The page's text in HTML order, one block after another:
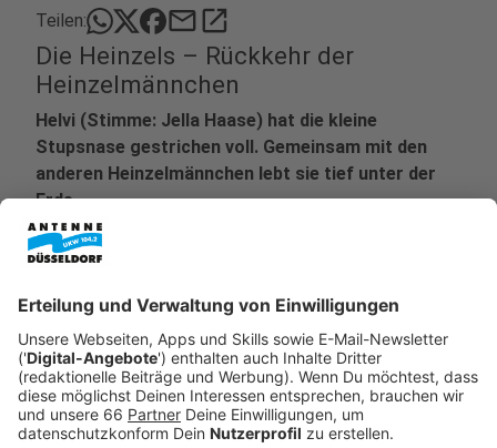
Teilen: mailopen_in_new
Die Heinzels – Rückkehr der
Heinzelmännchen
Helvi (Stimme: Jella Haase) hat die kleine
Stupsnase gestrichen voll. Gemeinsam mit den
anderen Heinzelmännchen lebt sie tief unter der
Erde.
Veröffentlicht:
Anzeige
Ihr Alltag ist trist, eng und finster. Jetzt reicht‘s! Das
Heinzelmädchen hat ein für alle Mal genug und
beschließt kurzerhand, sich auf den Weg an die